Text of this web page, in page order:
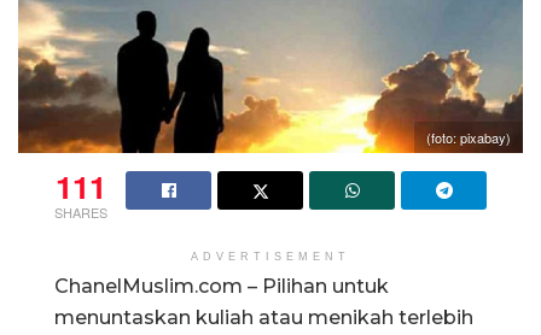
(foto: pixabay)
111
SHARES
ADVERTISEMENT
ChanelMuslim.com – Pilihan untuk
menuntaskan kuliah atau menikah terlebih